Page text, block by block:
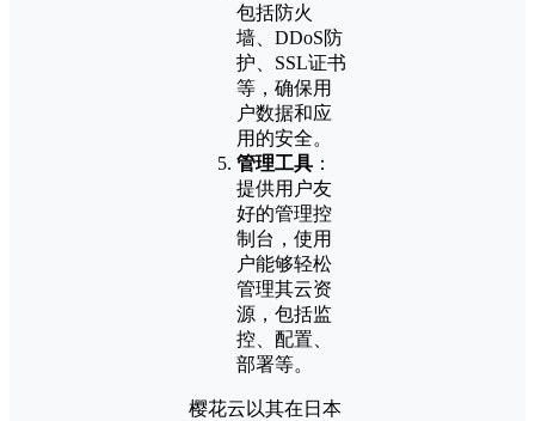
包括防火
墙、DDoS防
护、SSL证书
等，确保用
户数据和应
用的安全。
管理工具 ：
提供用户友
好的管理控
制台，使用
户能够轻松
管理其云资
源，包括监
控、配置、
部署等。
樱花云以其在日本